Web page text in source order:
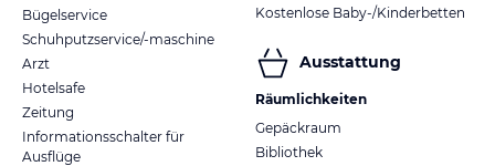
Bügelservice
Schuhputzservice/-maschine
Arzt
Hotelsafe
Zeitung
Informationsschalter für
Ausflüge
Kostenlose Baby-/Kinderbetten
Ausstattung
Räumlichkeiten
Gepäckraum
Bibliothek